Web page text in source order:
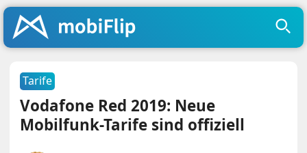
Tarife
Vodafone Red 2019: Neue
Mobilfunk-Tarife sind offiziell